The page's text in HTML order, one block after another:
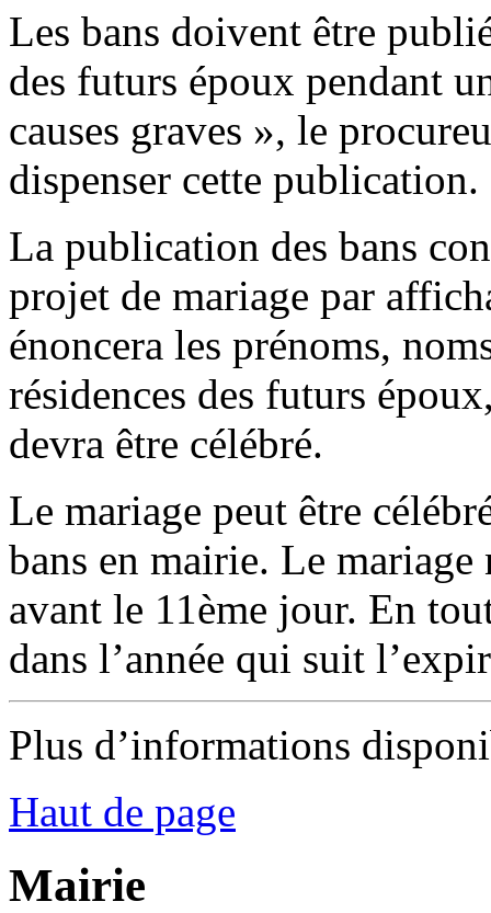
Les bans doivent être
des futurs époux pendant
causes graves », le
dispenser cette publication.
La publication des bans
projet de mariage par
énoncera les prénoms,
résidences des futurs
devra être célébré.
Le mariage peut être
bans en mairie. Le mariage
avant le 11ème jour. En
dans l’année qui suit
Plus d’informations
Haut de page
Mairie